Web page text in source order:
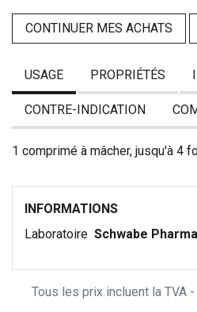
CONTINUER MES ACHATS
USAGE PROPRIÉTÉS
CONTRE-INDICATION
1 comprimé à mâcher, jusqu'à 4
INFORMATIONS
Laboratoire Schwabe
Tous les prix incluent la TVA